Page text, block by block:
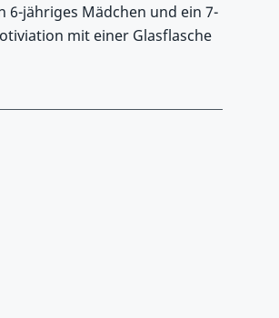
6-jähriges Mädchen und ein 7-
mit einer Glasflasche